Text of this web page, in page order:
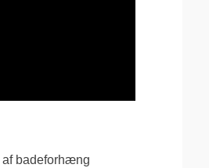
badeforhæng